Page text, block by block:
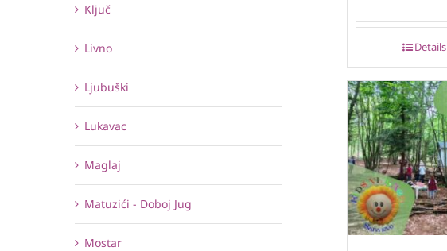
Details
Ključ
Livno
Ljubuški
Lukavac
Maglaj
Matuzići - Doboj Jug
Mostar